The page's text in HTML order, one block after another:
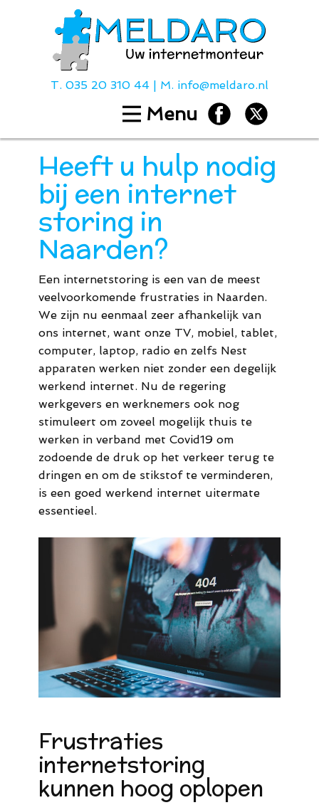
T. 035 20 310 44 | M. info@meldaro.nl
Menu
Diensten
Hulp bij
Over ons
Contact
Tarieven
035 20 310
info@meldaro.nl
Heeft u hulp nodig
bij een internet
storing in
Naarden?
Een internetstoring is een van de meest
veelvoorkomende frustraties in Naarden.
We zijn nu eenmaal zeer afhankelijk van
ons internet, want onze TV, mobiel, tablet,
computer, laptop, radio en zelfs Nest
apparaten werken niet zonder een degelijk
werkend internet. Nu de regering
werkgevers en werknemers ook nog
stimuleert om zoveel mogelijk thuis te
werken in verband met Covid19 om
zodoende de druk op het verkeer terug te
dringen en om de stikstof te verminderen,
is een goed werkend internet uitermate
essentieel.
Frustraties
internetstoring
kunnen hoog oplopen